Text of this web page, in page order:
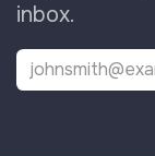
inbox.